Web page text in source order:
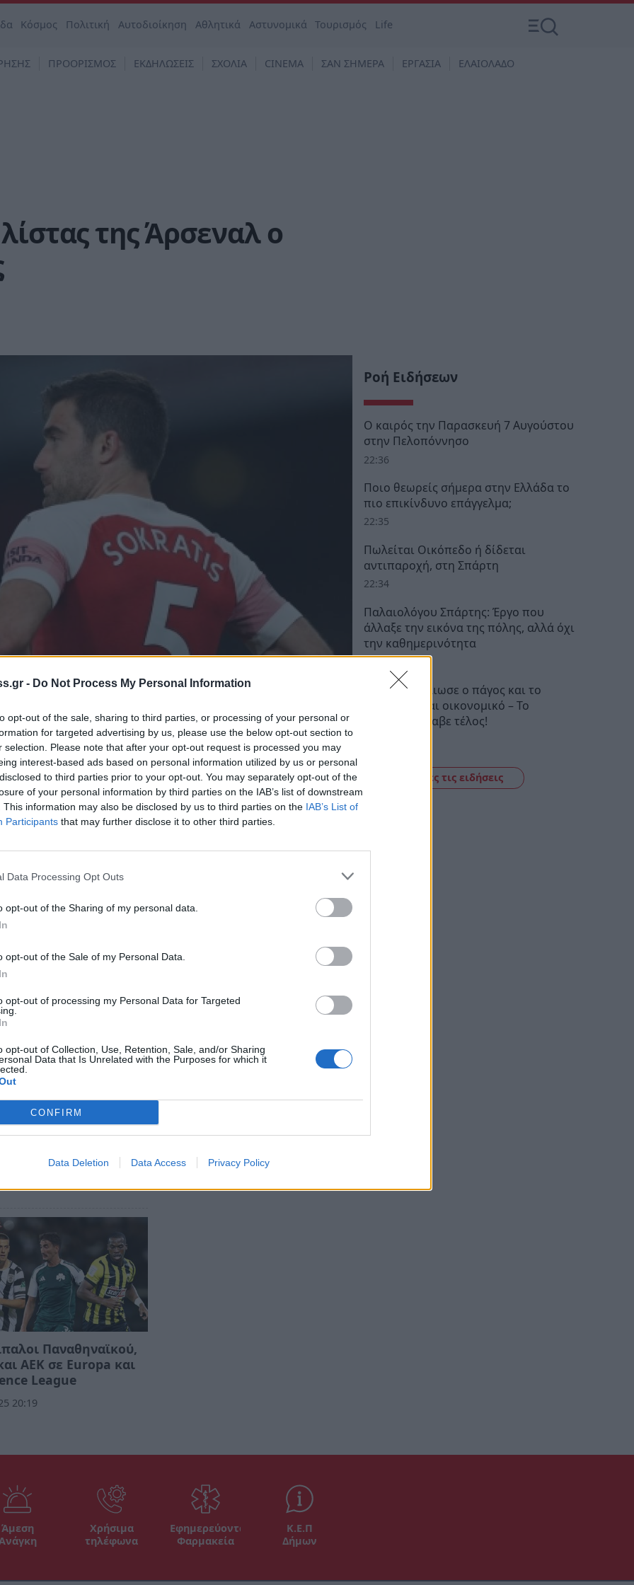
- Do Not Process My Personal Information
opt-out of the sale, sharing to third parties, or processing of your personal or
for targeted advertising by us, please use the below opt-out section to
selection. Please note that after your opt-out request is processed you may
interest-based ads based on personal information utilized by us or personal
to third parties prior to your opt-out. You may separately opt-out of the
of your personal information by third parties on the IAB’s list of downstream
This information may also be disclosed by us to third parties on the IAB’s List of
Participants that may further disclose it to other third parties.
Data Processing Opt Outs
opt-out of the Sharing of my personal data.
opt-out of the Sale of my Personal Data.
opt-out of processing my Personal Data for Targeted
opt-out of Collection, Use, Retention, Sale, and/or Sharing
Data that Is Unrelated with the Purposes for which it
CONFIRM
Data Deletion Data Access Privacy Policy
Κόσμος Πολιτική Αυτοδιοίκηση Αθλητικά Αστυνομικά Τουρισμός Life
ΠΡΟΟΡΙΣΜΟΣ ΕΚΔΗΛΩΣΕΙΣ ΣΧΟΛΙΑ CINEMA ΣΑΝ ΣΗΜΕΡΑ ΕΡΓΑΣΙΑ ΕΛΑΙΟΛΑΔΟ
της Άρσεναλ ο
όταν αναζητάς ειδήσεις στη Google
ως προτιμώμενη πηγή
αποτελέσματα της Google
στην λίστα που δήλωσε η Άρσεναλ
Europa League. Εκτός και ο Οζίλ.
και επίσημα ο Σωκράτης
στην λίστα των παικτών που έχουν
του Europa League, όπου θα αγωνιστούν
εκτός λίστας έμεινε και ο Μεσούτ Οζίλ, ο
καιρό στους Λονδρέζους.
EUROPA LEAGUE
Παναθηναϊκού,
ΑΕΚ σε Europa και
League
20:19
Ροή Ειδήσεων
Ο καιρός την Παρασκευή 7 Αυγούστου
στην Πελοπόννησο
22:36
Ποιο θεωρείς σήμερα στην Ελλάδα το
πιο επικίνδυνο επάγγελμα;
22:35
Πωλείται Οικόπεδο ή δίδεται
αντιπαροχή, στη Σπάρτη
22:34
Παλαιολόγου Σπάρτης: Έργο που
άλλαξε την εικόνα της πόλης, αλλά όχι
την καθημερινότητα
20:43
Μυστράς: Έλιωσε ο πάγος και το
έγκλημα είναι οικονομικό – Το
ρεπορτάζ έλαβε τέλος!
Δείτε όλες τις ειδήσεις
Άμεση
Χρήσιμα
τηλέφωνα
Εφημερεύοντα
Φαρμακεία
Κ.Ε.Π
Δήμων